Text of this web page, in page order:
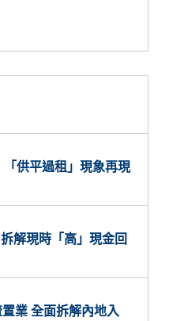
供平過租」現象再現
解現時「高」現金回
業 全面拆解內地入